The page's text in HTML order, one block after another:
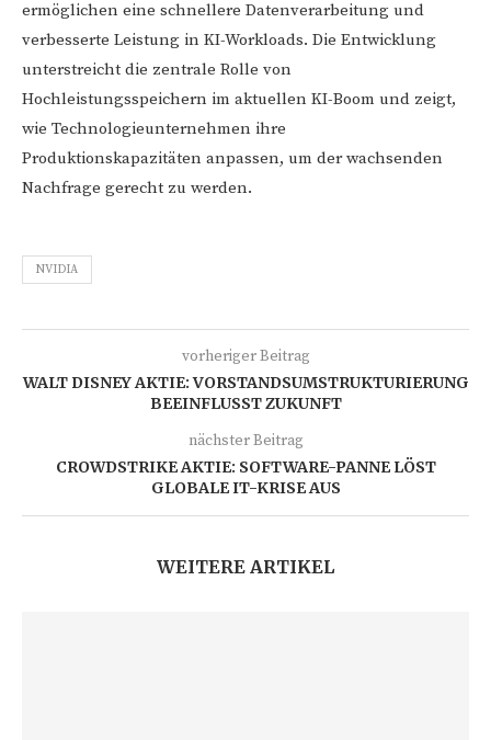
ermöglichen eine schnellere Datenverarbeitung und
verbesserte Leistung in KI-Workloads. Die Entwicklung
unterstreicht die zentrale Rolle von
Hochleistungsspeichern im aktuellen KI-Boom und zeigt,
wie Technologieunternehmen ihre
Produktionskapazitäten anpassen, um der wachsenden
Nachfrage gerecht zu werden.
NVIDIA
vorheriger Beitrag
WALT DISNEY AKTIE: VORSTANDSUMSTRUKTURIERUNG
BEEINFLUSST ZUKUNFT
nächster Beitrag
CROWDSTRIKE AKTIE: SOFTWARE-PANNE LÖST
GLOBALE IT-KRISE AUS
WEITERE ARTIKEL